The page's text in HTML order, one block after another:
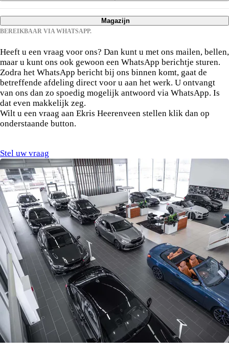
Donderdag
09:00 - 18:00
Zaterdag
09:00 - 17:00
Zondag
Gesloten
08:00 - 17:00
Woensdag
Donderdag
08:00 - 17:00
Vrijdag
08:00 - 17:00
Zaterdag
Gesloten
Zondag
Gesloten
Magazijn
Maandag
Dinsdag
08:00 - 17:00
Woensdag
08:00 - 17:00
Donderdag
08:00 - 17:00
Vrijdag
08:00 - 17:00
Zondag
Gesloten
BEREIKBAAR VIA WHATSAPP.
Heeft u een vraag voor ons? Dan kunt u met ons mailen, bellen,
maar u kunt ons ook gewoon een WhatsApp berichtje sturen.
Zodra het WhatsApp bericht bij ons binnen komt, gaat de
betreffende afdeling direct voor u aan het werk. U ontvangt
van ons dan zo spoedig mogelijk antwoord via WhatsApp. Is
dat even makkelijk zeg.
Wilt u een vraag aan Ekris Heerenveen stellen klik dan op
onderstaande button.
Stel uw vraag